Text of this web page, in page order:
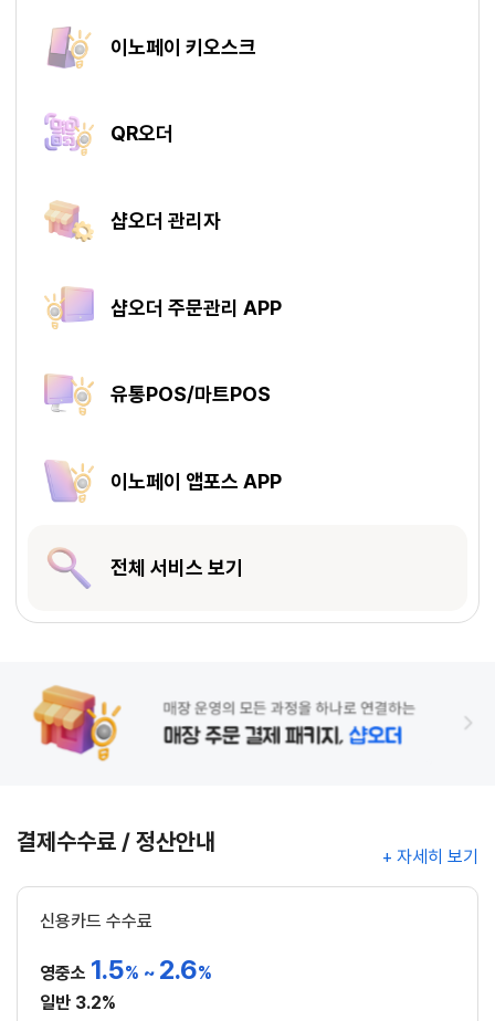
이노페이 키오스크
QR오더
샵오더 관리자
샵오더 주문관리 APP
유통POS/마트POS
이노페이 앱포스 APP
전체 서비스 보기
결제수수료 / 정산안내
+ 자세히 보기
신용카드 수수료
영중소 1.5% ~ 2.6%
일반 3.2%